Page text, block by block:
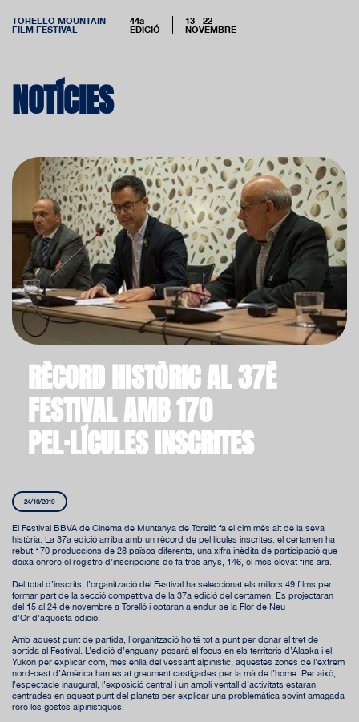
TORELLO MOUNTAIN
FILM FESTIVAL
44a
EDICIÓ
13 - 22
NOVEMBRE
NOTÍCIES
RÈCORD HISTÒRIC AL 37È
FESTIVAL AMB 170
PEL·LÍCULES INSCRITES
24/10/2019
El Festival BBVA de Cinema de Muntanya de Torelló fa el cim més alt de la seva
història. La 37a edició arriba amb un rècord de pel·lícules inscrites: el certamen ha
rebut 170 produccions de 28 països diferents, una xifra inèdita de participació que
deixa enrere el registre d’inscripcions de fa tres anys, 146, el més elevat fins ara.
Del total d’inscrits, l’organització del Festival ha seleccionat els millors 49 films per
formar part de la secció competitiva de la 37a edició del certamen. Es projectaran
del 15 al 24 de novembre a Torelló i optaran a endur-se la Flor de Neu
d’Or d’aquesta edició.
Amb aquest punt de partida, l’organització ho té tot a punt per donar el tret de
sortida al Festival. L’edició d’enguany posarà el focus en els territoris d’Alaska i el
Yukon per explicar com, més enllà del vessant alpinístic, aquestes zones de l’extrem
nord-oest d’Amèrica han estat greument castigades per la mà de l’home. Per això,
l’espectacle inaugural, l’exposició central i un ampli ventall d’activitats estaran
centrades en aquest punt del planeta per explicar una problemàtica sovint amagada
rere les gestes alpinístiques.